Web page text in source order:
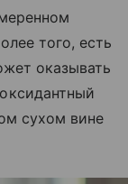
того, есть
оказывать
сухом вине